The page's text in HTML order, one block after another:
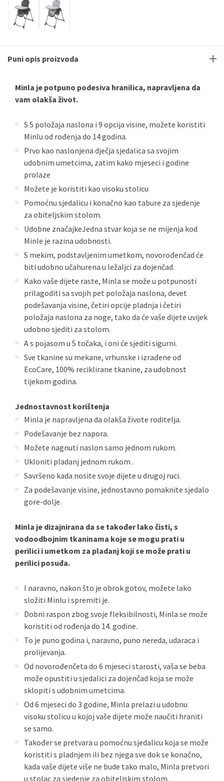
Puni opis proizvoda
Minla je potpuno podesiva hranilica, napravljena da
vam olakša život.
S 5 položaja naslona i 9 opcija visine, možete koristiti
Minlu od rođenja do 14 godina.
Prvo kao naslonjena dječja sjedalica sa svojim
udobnim umetcima, zatim kako mjeseci i godine
prolaze
Možete je koristiti kao visoku stolicu
Pomoćnu sjedalicu i konačno kao tabure za sjedenje
za obiteljskim stolom.
Udobne značajkeJedna stvar koja se ne mijenja kod
Minle je razina udobnosti.
S mekim, podstavljenim umetkom, novorođenčad će
biti udobno učahurena u ležaljci za dojenčad.
Kako vaše dijete raste, Minla se može u potpunosti
prilagoditi sa svojih pet položaja naslona, devet
podešavanja visine, četiri opcije pladnja i četiri
položaja naslona za noge, tako da će vaše dijete uvijek
udobno sjediti za stolom.
A s pojasom u 5 točaka, i oni će sjediti sigurni.
Sve tkanine su mekane, vrhunske i izrađene od
EcoCare, 100% reciklirane tkanine, za udobnost
tijekom godina.
Jednostavnost korištenja
Minla je napravljena da olakša živote roditelja.
Podešavanje bez napora.
Možete nagnuti naslon samo jednom rukom.
Ukloniti pladanj jednom rukom .
Savršeno kada nosite svoje dijete u drugoj ruci.
Za podešavanje visine, jednostavno pomaknite sjedalo
gore-dolje.
Minla je dizajnirana da se također lako čisti, s
vodoodbojnim tkaninama koje se mogu prati u
perilici i umetkom za pladanj koji se može prati u
perilici posuđa.
I naravno, nakon što je obrok gotov, možete lako
složiti Minlu i spremiti je.
Dobni raspon zbog svoje fleksibilnosti, Minla se može
koristiti od rođenja do 14. godine.
To je puno godina i, naravno, puno nereda, udaraca i
prolijevanja.
Od novorođenčeta do 6 mjeseci starosti, vaša se beba
može opustiti u sjedalici za dojenčad koja se može
sklopiti s udobnim umetcima.
Od 6 mjeseci do 3 godine, Minla prelazi u udobnu
visoku stolicu u kojoj vaše dijete može naučiti hraniti
se samo.
Također se pretvara u pomoćnu sjedalicu koja se može
koristiti s pladnjem ili bez njega sve dok se konačno,
kada vaše dijete više ne bude tako malo, Minla pretvori
u stolac za sjedenje za obiteljskim stolom.